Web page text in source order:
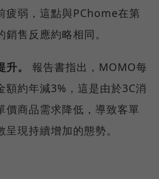
疲弱，這點與PChome在第
售反應約略相同。
。
報告書指出，MOMO每
額約年減3%，這是由於3C消
價商品需求降低，導致客單
現持續增加的態勢。